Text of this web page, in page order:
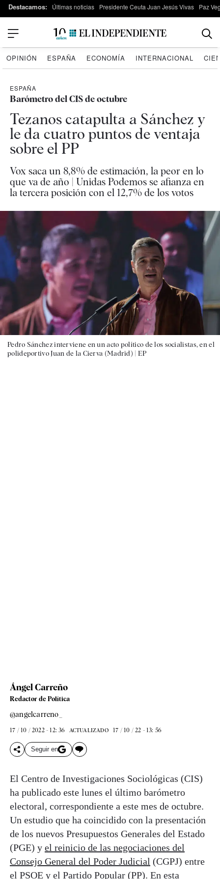
Destacamos: Últimas noticias Presidente Ceuta Juan Jesús Vivas Paz
OPINIÓN ESPAÑA ECONOMÍA INTERNACIONAL
ESPAÑA
Barómetro del CIS de octubre
Tezanos catapulta a Sánchez y
le da cuatro puntos de ventaja
sobre el PP
Vox saca un 8,8% de estimación, la peor en lo
que va de año | Unidas Podemos se afianza en
la tercera posición con el 12,7% de los votos
Pedro Sánchez interviene en un acto político de los socialistas, en el
polideportivo Juan de la Cierva (Madrid) | EP
Ángel Carreño
Redactor de Política
@angelcarreno_
17 / 10 / 2022 - 12: 36 ACTUALIZADO 17 / 10 / 22 - 13: 56
Seguir en
El Centro de Investigaciones Sociológicas (CIS)
ha publicado este lunes el último barómetro
electoral, correspondiente a este mes de octubre.
Un estudio que ha coincidido con la presentación
de los nuevos Presupuestos Generales del Estado
(PGE) y el reinicio de las negociaciones del
Consejo General del Poder Judicial (CGPJ) entre
el PSOE y el Partido Popular (PP). En esta